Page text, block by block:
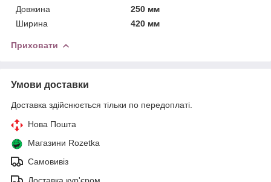
Довжина
250 мм
Ширина
420 мм
Приховати
Умови доставки
Доставка здійснюється тільки по передоплаті.
Нова Пошта
Магазини Rozetka
Самовивіз
Доставка кур'єром